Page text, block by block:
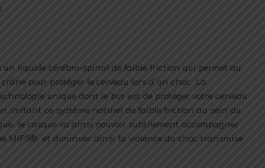
un liquide cérébro-spinal de faible friction qui permet au
pour protéger le cerveau lors d’un choc. La
unique dont le but est de protéger votre cerveau
imitant ce système naturel de faible friction au sein du
le casque va ainsi pouvoir subtilement accompagner
MIPS®, et diminuer ainsi la violence du choc transmise